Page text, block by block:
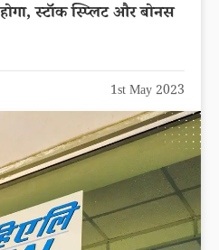
स्टॉक स्प्लिट और बोनस
1st May 2023